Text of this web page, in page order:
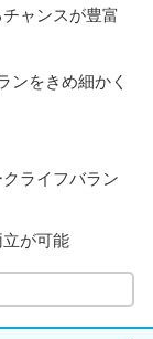
ャンスが豊富
ンをきめ細かく
ライフバラン
が可能